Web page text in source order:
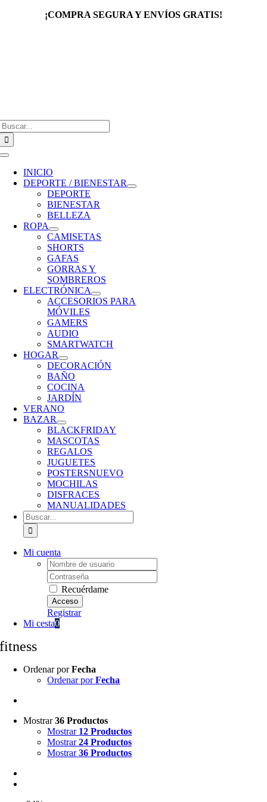
¡COMPRA SEGURA Y ENVÍOS GRATIS!
Toggle
Navigation
INICIO
DEPORTE / BIENESTAR
DEPORTE
BIENESTAR
BELLEZA
ROPA
CAMISETAS
SHORTS
GAFAS
GORRAS Y
SOMBREROS
ELECTRÓNICA
ACCESORIOS PARA
MÓVILES
GAMERS
AUDIO
SMARTWATCH
HOGAR
DECORACIÓN
BAÑO
COCINA
JARDÍN
VERANO
BAZAR
BLACKFRIDAY
MASCOTAS
REGALOS
JUGUETES
POSTERSNUEVO
MOCHILAS
DISFRACES
MANUALIDADES
Buscar:
Mi cuenta
Username:
Password:
Recuérdame
Registrar
Mi cesta0
fitness
Ordenar porFecha
Ordenar porFecha
Mostrar36 Productos
Mostrar 12 Productos
Mostrar24 Productos
Mostrar36 Productos